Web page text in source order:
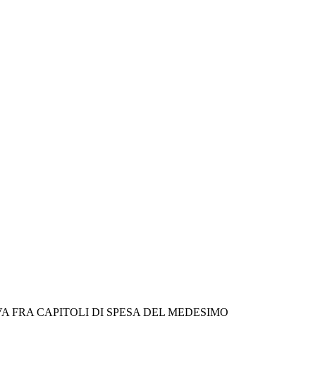
FRA CAPITOLI DI SPESA DEL MEDESIMO